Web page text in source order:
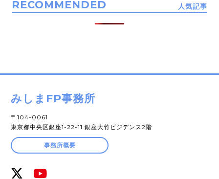
RECOMMENDED 人気記事
みしまFP事務所
〒104-0061
東京都中央区銀座1-22-11 銀座大竹ビジデンス2階
事務所概要